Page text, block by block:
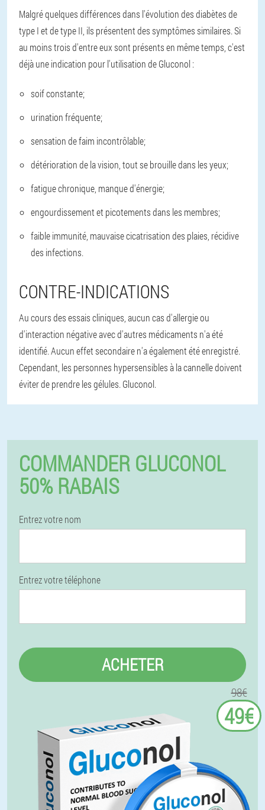
Malgré quelques différences dans l'évolution des diabètes de
type I et de type II, ils présentent des symptômes similaires. Si
au moins trois d'entre eux sont présents en même temps, c'est
déjà une indication pour l'utilisation de Gluconol :
soif constante;
urination fréquente;
sensation de faim incontrôlable;
détérioration de la vision, tout se brouille dans les yeux;
fatigue chronique, manque d'énergie;
engourdissement et picotements dans les membres;
faible immunité, mauvaise cicatrisation des plaies, récidive
des infections.
CONTRE-INDICATIONS
Au cours des essais cliniques, aucun cas d'allergie ou
d'interaction négative avec d'autres médicaments n'a été
identifié. Aucun effet secondaire n'a également été enregistré.
Cependant, les personnes hypersensibles à la cannelle doivent
éviter de prendre les gélules. Gluconol.
COMMANDER GLUCONOL
50% RABAIS
Entrez votre nom
Entrez votre téléphone
ACHETER
98€
49€